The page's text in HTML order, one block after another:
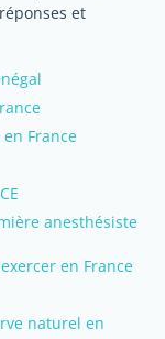
et
France
anesthésiste
en France
naturel en